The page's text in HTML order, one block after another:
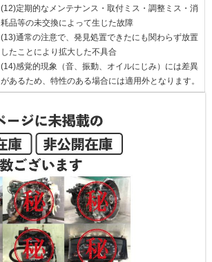
(12)定期的なメンテナンス・取付ミス・調整ミス・消
耗品等の未交換によって生じた故障
(13)通常の注意で、発見処置できたにも関わらず放置
したことにより拡大した不具合
(14)感覚的現象（音、振動、オイルにじみ）には差異
があるため、特性のある場合には適用外となります。